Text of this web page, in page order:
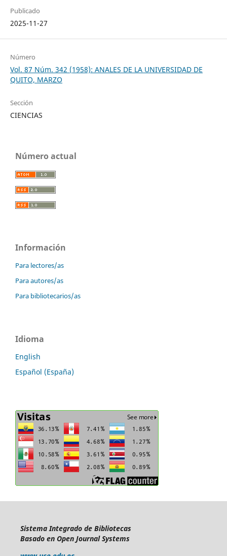
Publicado
2025-11-27
Número
Vol. 87 Núm. 342 (1958): ANALES DE LA UNIVERSIDAD DE
QUITO, MARZO
Sección
CIENCIAS
Número actual
Información
Para lectores/as
Para autores/as
Para bibliotecarios/as
Idioma
English
Español (España)
Sistema Integrado de Bibliotecas
Basado en Open Journal Systems